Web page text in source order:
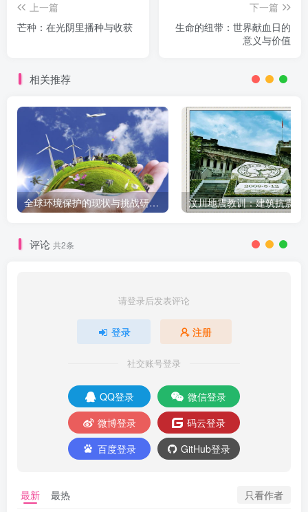
上一篇
芒种：在光阴里播种与收获
下一篇
生命的纽带：世界献血日的
意义与价值
相关推荐
全球环境保护的现状与挑战研究报告
评论 共2条
请登录后发表评论
登录 注册
社交账号登录
QQ登录
微信登录
微博登录
码云登录
百度登录
GitHub登录
最新 最热 只看作者